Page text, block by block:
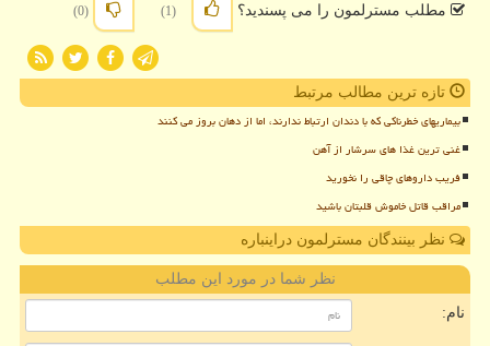
مطلب مسترلمون را می پسندید؟ (1)
(0)
تازه ترین مطالب مرتبط
بیماریهای خطرناکی که با دندان ارتباط ندارند، اما از دهان بروز می کنند
غنی ترین غذا های سرشار از آهن
فریب داروهای چاقی را نخورید
مراقب قاتل خاموش قلبتان باشید
نظر بینندگان مسترلمون دراینباره
نظر شما در مورد این مطلب
نام: